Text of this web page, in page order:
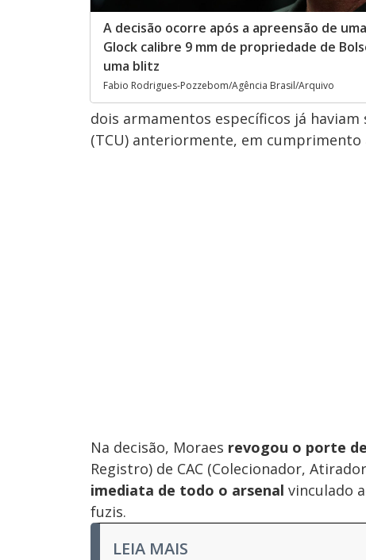
A decisão ocorre após a apreensão de
Glock calibre 9 mm de propriedade de
uma blitz
Fabio Rodrigues-Pozzebom/Agência Brasil/Arquivo
dois armamentos específicos já
(TCU) anteriormente, em
Na decisão, Moraes revogou o porte
Registro) de CAC (Colecionador,
imediata de todo o arsenal vinculado
fuzis.
LEIA MAIS